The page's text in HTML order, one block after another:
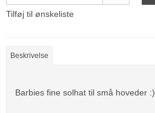
Tilføj til ønskeliste
Beskrivelse
Barbies fine solhat til små hoveder :)